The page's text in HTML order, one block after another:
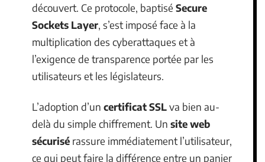
découvert. Ce protocole, baptisé Secure
Sockets Layer, s’est imposé face à la
multiplication des cyberattaques et à
l’exigence de transparence portée par les
utilisateurs et les législateurs.
L’adoption d’un certificat SSLva bien au-
delà du simple chiffrement. Un site web
sécurisé rassure immédiatement l’utilisateur,
ce qui peut faire la différence entre un panier